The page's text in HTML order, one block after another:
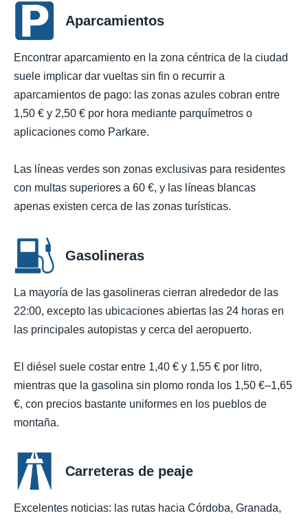
Aparcamientos
Encontrar aparcamiento en la zona céntrica de la ciudad
suele implicar dar vueltas sin fin o recurrir a
aparcamientos de pago: las zonas azules cobran entre
1,50 € y 2,50 € por hora mediante parquímetros o
aplicaciones como Parkare.
Las líneas verdes son zonas exclusivas para residentes
con multas superiores a 60 €, y las líneas blancas
apenas existen cerca de las zonas turísticas.
Gasolineras
La mayoría de las gasolineras cierran alrededor de las
22:00, excepto las ubicaciones abiertas las 24 horas en
las principales autopistas y cerca del aeropuerto.
El diésel suele costar entre 1,40 € y 1,55 € por litro,
mientras que la gasolina sin plomo ronda los 1,50 €–1,65
€, con precios bastante uniformes en los pueblos de
montaña.
Carreteras de peaje
Excelentes noticias: las rutas hacia Córdoba, Granada,